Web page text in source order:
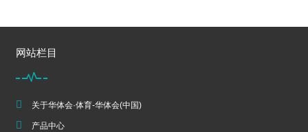
网站栏目
关于华体会·体育-华体会(中国)
产品中心